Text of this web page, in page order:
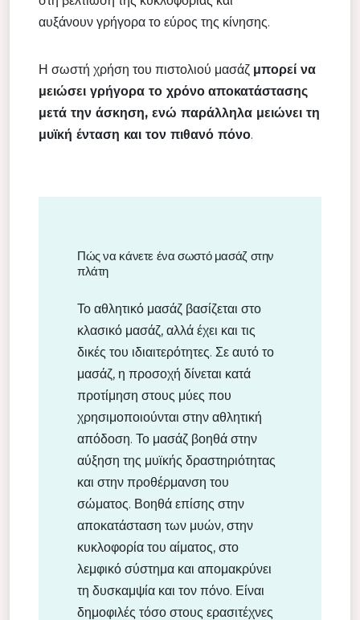
αυξάνουν γρήγορα το εύρος της κίνησης.
Η σωστή χρήση του πιστολιού μασάζ μπορεί να
μειώσει γρήγορα το χρόνο αποκατάστασης
μετά την άσκηση, ενώ παράλληλα μειώνει τη
μυϊκή ένταση και τον πιθανό πόνο.
Πώς να κάνετε ένα σωστό μασάζ στην
πλάτη
Το αθλητικό μασάζ βασίζεται στο
κλασικό μασάζ, αλλά έχει και τις
δικές του ιδιαιτερότητες. Σε αυτό το
μασάζ, η προσοχή δίνεται κατά
προτίμηση στους μύες που
χρησιμοποιούνται στην αθλητική
απόδοση. Το μασάζ βοηθά στην
αύξηση της μυϊκής δραστηριότητας
και στην προθέρμανση του
σώματος. Βοηθά επίσης στην
αποκατάσταση των μυών, στην
κυκλοφορία του αίματος, στο
λεμφικό σύστημα και απομακρύνει
τη δυσκαμψία και τον πόνο. Είναι
δημοφιλές τόσο στους ερασιτέχνες